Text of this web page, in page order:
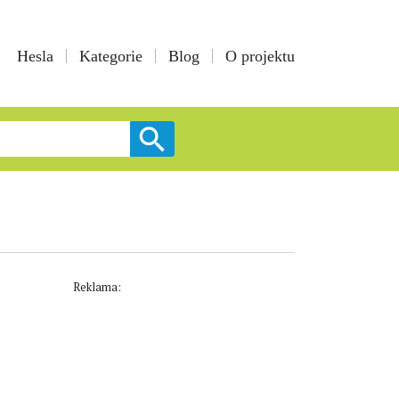
Hesla Kategorie Blog O projektu
Reklama: